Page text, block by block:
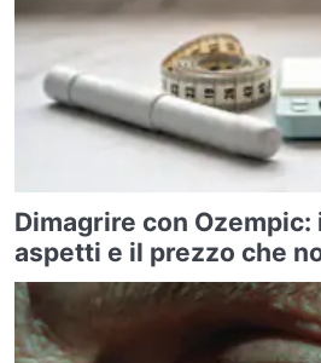
Dimagrire con
aspetti e il prezzo che